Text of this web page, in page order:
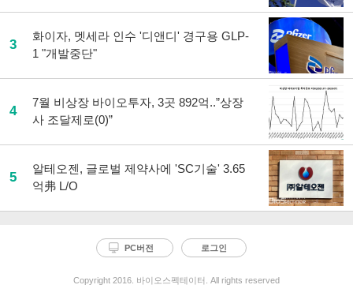
3
화이자, 멧세라 인수 '디앤디' 경구용 GLP-
1 "개발중단"
4
7월 비상장 바이오투자, 3곳 892억..”상장
사 조달제로(0)”
5
알테오젠, 글로벌 제약사에 'SC기술' 3.65
억弗 L/O
PC버전 로그인
Copyright 2016. 바이오스펙테이터. All rights reserved